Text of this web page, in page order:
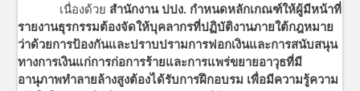
เนื่องด้วย สำนักงาน ปปง. กำหนดหลักเกณฑ์ให้ผู้มีหน้าที่
รายงานธุรกรรมต้องจัดให้บุคลากรที่ปฏิบัติงานภายใต้กฎหมาย
ว่าด้วยการป้องกันและปราบปรามการฟอกเงินและการสนับสนุน
ทางการเงินแก่การก่อการร้ายและการแพร่ขยายอาวุธที่มี
อานุภาพทำลายล้างสูงต้องได้รับการฝึกอบรม เพื่อมีความรู้ความ